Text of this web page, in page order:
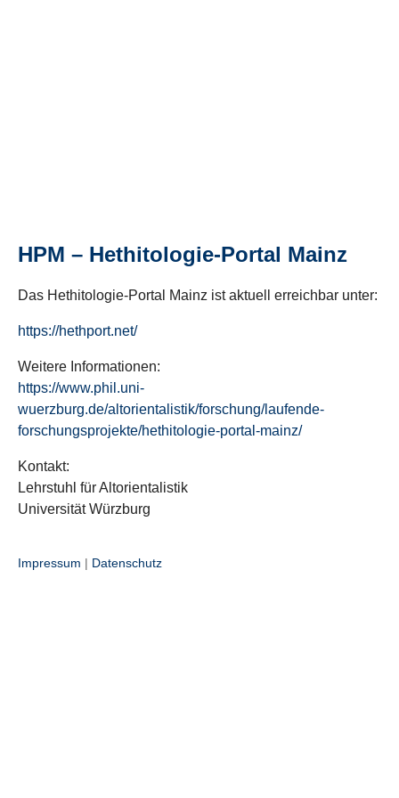
HPM – Hethitologie-Portal Mainz
Das Hethitologie-Portal Mainz ist aktuell erreichbar unter:
https://hethport.net/
Weitere Informationen:
https://www.phil.uni-
wuerzburg.de/altorientalistik/forschung/laufende-
forschungsprojekte/hethitologie-portal-mainz/
Kontakt:
Lehrstuhl für Altorientalistik
Universität Würzburg
Impressum | Datenschutz